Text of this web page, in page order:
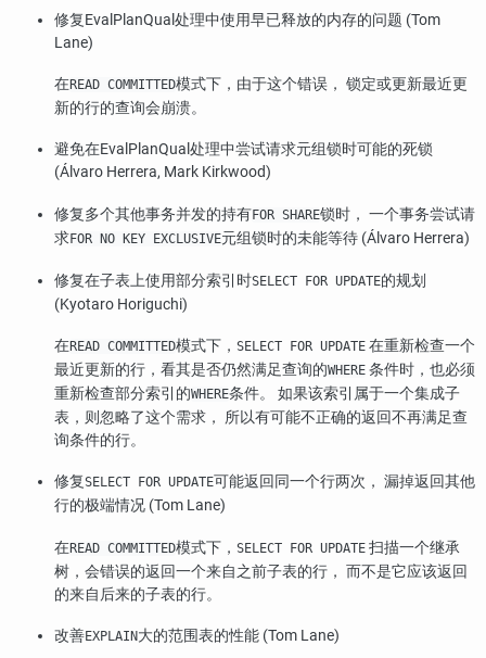
修复EvalPlanQual处理中使用早已释放的内存的问题 (Tom
Lane)
在READ COMMITTED模式下，由于这个错误， 锁定或更新最近更
新的行的查询会崩溃。
避免在EvalPlanQual处理中尝试请求元组锁时可能的死锁
(Álvaro Herrera, Mark Kirkwood)
修复多个其他事务并发的持有FOR SHARE锁时， 一个事务尝试请
求FOR NO KEY EXCLUSIVE元组锁时的未能等待 (Álvaro Herrera)
修复在子表上使用部分索引时SELECT FOR UPDATE的规划
(Kyotaro Horiguchi)
在READ COMMITTED模式下， SELECT FOR UPDATE 在重新检查一个
最近更新的行，看其是否仍然满足查询的WHERE 条件时，也必须
重新检查部分索引的WHERE条件。 如果该索引属于一个集成子
表，则忽略了这个需求， 所以有可能不正确的返回不再满足查
询条件的行。
修复SELECT FOR UPDATE可能返回同一个行两次， 漏掉返回其他
行的极端情况 (Tom Lane)
在READ COMMITTED模式下， SELECT FOR UPDATE 扫描一个继承
树，会错误的返回一个来自之前子表的行， 而不是它应该返回
的来自后来的子表的行。
改善EXPLAIN大的范围表的性能 (Tom Lane)